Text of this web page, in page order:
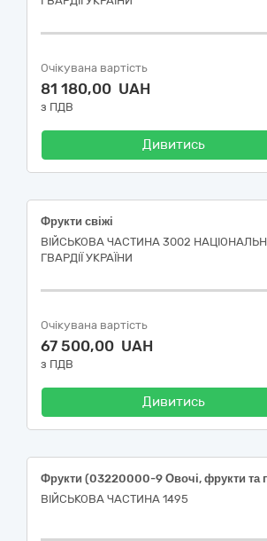
Очікувана вартість
81 180,00 UAH
з ПДВ
Дивитись
Фрукти свіжі
ВІЙСЬКОВА ЧАСТИНА 3002
ГВАРДІЇ УКРАЇНИ
Очікувана вартість
67 500,00 UAH
з ПДВ
Дивитись
ВІЙСЬКОВА ЧАСТИНА 1495